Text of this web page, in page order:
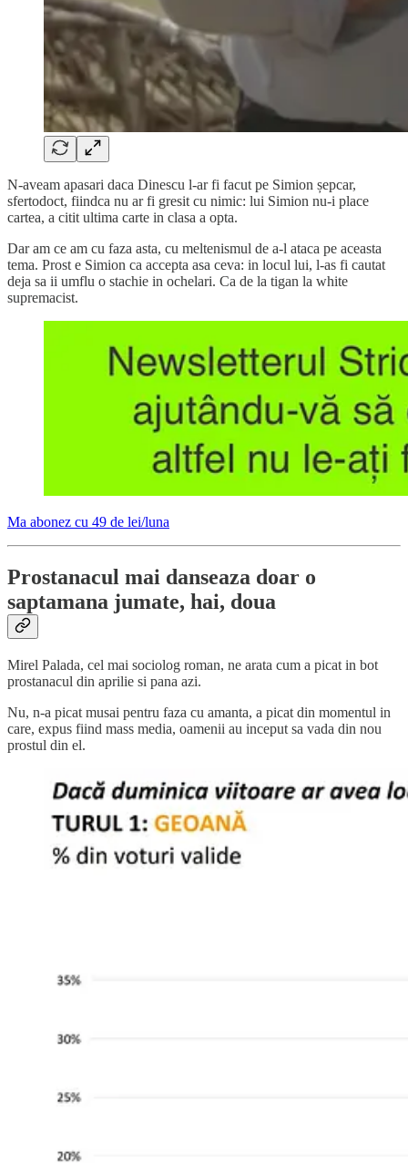
N-aveam apasari daca Dinescu l-ar fi facut pe Simion șepcar,
sfertodoct, fiindca nu ar fi gresit cu nimic: lui Simion nu-i place
cartea, a citit ultima carte in clasa a opta.
Dar am ce am cu faza asta, cu meltenismul de a-l ataca pe aceasta
tema. Prost e Simion ca accepta asa ceva: in locul lui, l-as fi cautat
deja sa ii umflu o stachie in ochelari. Ca de la tigan la white
supremacist.
Ma abonez cu 49 de lei/luna
Prostanacul mai danseaza doar o
saptamana jumate, hai, doua
Mirel Palada, cel mai sociolog roman, ne arata cum a picat in bot
prostanacul din aprilie si pana azi.
Nu, n-a picat musai pentru faza cu amanta, a picat din momentul in
care, expus fiind mass media, oamenii au inceput sa vada din nou
prostul din el.